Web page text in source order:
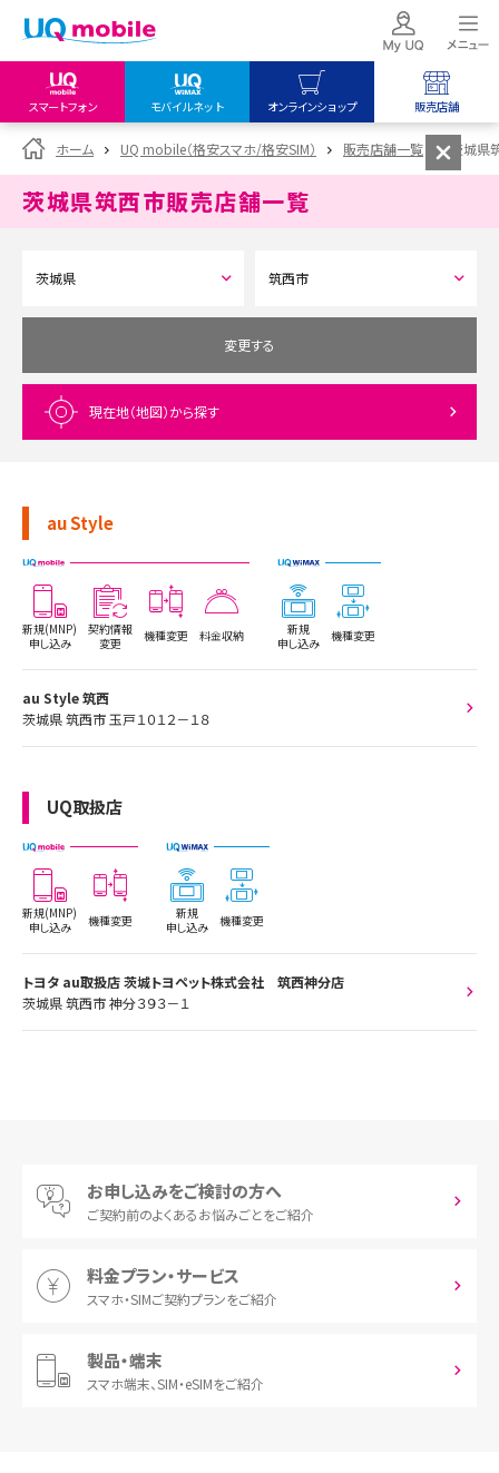
スマートフォン モバイルネット オンラインショップ 販売店舗
my UQ WiMAX
UQ WiMAX ご契約の方
My UQ mobile
データチャージサイト
UQ mobile
オンラインショップ
UQ WiMAX
UQ mobile
販売店舗
UQ WiMAX
ホーム UQ mobile（格安スマホ/格安SIM） 販売店舗一覧 茨城県
茨城県筑西市販売店舗一覧
変更する
現在地（地図）から探す
au Style
新規(MNP)
申し込み
契約情報
変更
機種変更 料金収納
新規
申し込み
機種変更
au Style 筑西
茨城県 筑西市 玉戸１０１２－１８
UQ取扱店
新規(MNP)
申し込み
機種変更
新規
申し込み
機種変更
トヨタ au取扱店 茨城トヨペット株式会社 筑西神分店
茨城県 筑西市 神分３９３－１
お申し込みをご検討の方へ
ご契約前のよくあるお悩みごとをご紹介
料金プラン・サービス
スマホ・SIMご契約プランをご紹介
製品・端末
スマホ端末、SIM・eSIMをご紹介